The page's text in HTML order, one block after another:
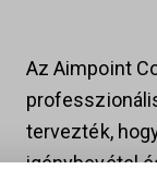
Az Aimpoint
tervezték,
igénybevétel